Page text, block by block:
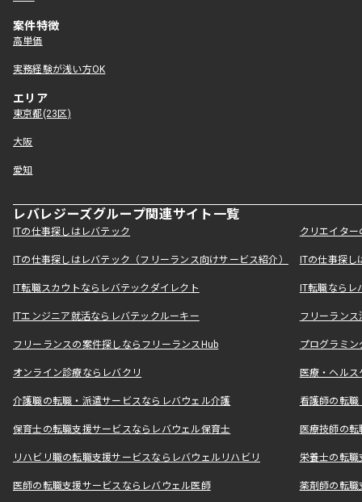
案件特徴
高単価
実務経験が浅い方OK
エリア
東京都(23区)
大阪
愛知
レバレジーズグループ関連サイト一覧
ITの仕事探しはレバテック クリエイタ
ITの仕事探しはレバテック（フリーランス向けサービス紹介） ITの仕事探
IT転職スカウトならレバテックダイレクト IT転職なら
ITエンジニア就活ならレバテックルーキー フリーラン
フリーランスの案件探しならフリーランスHub プログラミ
オンライン診療ならレバクリ 医療・ヘル
介護職の転職・派遣サービスならレバウェル介護 看護師の転
保育士の転職支援サービスならレバウェル保育士 医療技師の
リハビリ職の転職支援サービスならレバウェルリハビリ 栄養士の転
医師の転職支援サービスならレバウェル医師 薬剤師の転